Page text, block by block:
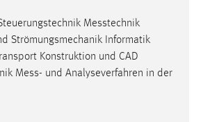
Messtechnik
Strömungsmechanik Informatik
Konstruktion und CAD
Mess- und Analyseverfahren in der